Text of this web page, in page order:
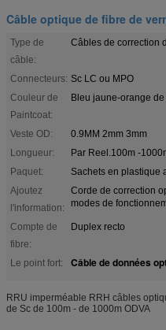
Câble optique de fibre de
Type de
câble:
Câbles de correction
Connecteurs: Sc LC ou MPO
Couleur de
Paintcoat:
Bleu jaune-orange
Veste OD:
0.9MM 2mm 3mm
Longueur:
Par Reel.100m -
Paquet:
Sachets en plastique
Ajoutez
l'information:
Corde de correction
modes de
Compte de
fibre:
Duplex recto
Le point fort: Câble de données
RRU imperméable RRH câbles
de Sc de 100m - de 1000m ODVA